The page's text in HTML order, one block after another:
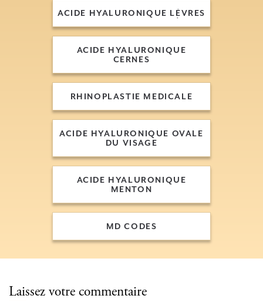
ACIDE HYALURONIQUE LÈVRES
ACIDE HYALURONIQUE
CERNES
CERNES
RHINOPLASTIE MEDICALE
ACIDE HYALURONIQUE OVALE
DU VISAGE
DU VISAGE
ACIDE HYALURONIQUE
MENTON
MENTON
MD CODES
Laissez votre commentaire